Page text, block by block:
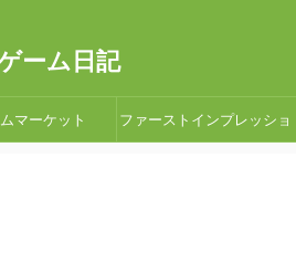
ーム日記
マーケット ファーストインプレッショ